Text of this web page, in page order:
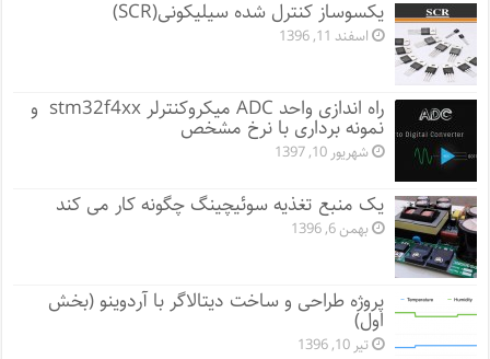
یکسوساز کنترل شده سیلیکونی(SCR)
اسفند 11, 1396
راه اندازی واحد ADC میکروکنترلر stm32f4xx و
نمونه برداری با نرخ مشخص
شهریور 10, 1397
یک منبع تغذیه سوئیچینگ چگونه کار می کند
بهمن 6, 1396
پروژه طراحی و ساخت دیتالاگر با آردوینو (بخش
اول)
تیر 10, 1396